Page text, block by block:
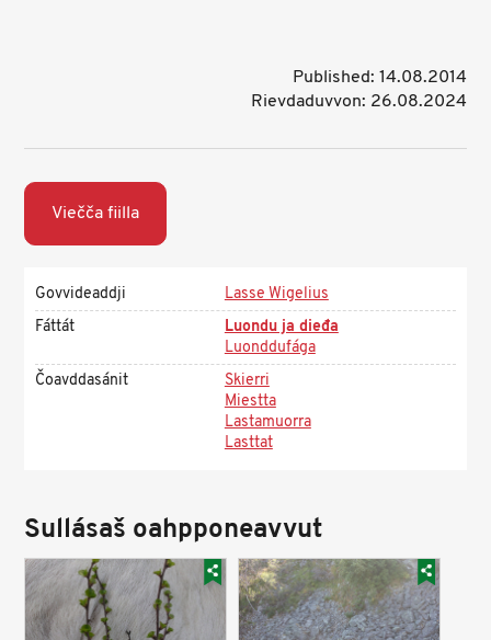
Published: 14.08.2014
Rievdaduvvon: 26.08.2024
Viečča fiilla
Govvideaddji
Lasse Wigelius
Fáttát
Luondu ja dieđa
Luonddufága
Čoavddasánit
Skierri
Miestta
Lastamuorra
Lasttat
Sullásaš oahpponeavvut